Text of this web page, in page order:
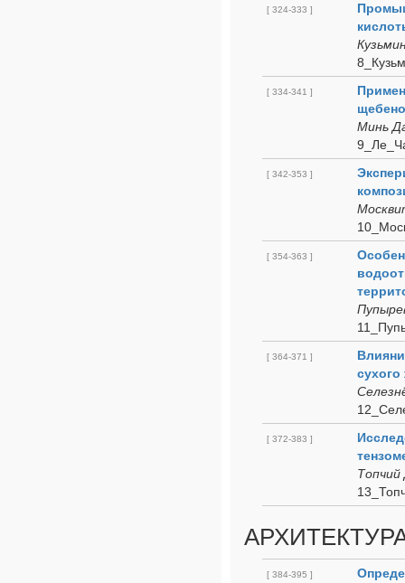
[ 324-333 ]
[ 334-341 ]
Минь
[ 342-353 ]
[ 354-363 ]
[ 364-371 ]
сухого
[ 372-383 ]
[ 384-395 ]